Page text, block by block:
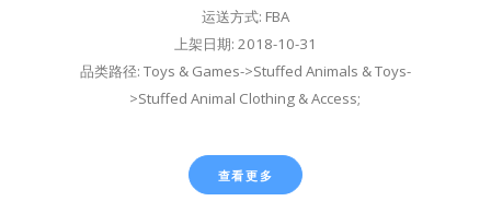
运送方式: FBA
上架日期: 2018-10-31
品类路径: Toys & Games->Stuffed Animals & Toys-
>Stuffed Animal Clothing & Access;
查看更多